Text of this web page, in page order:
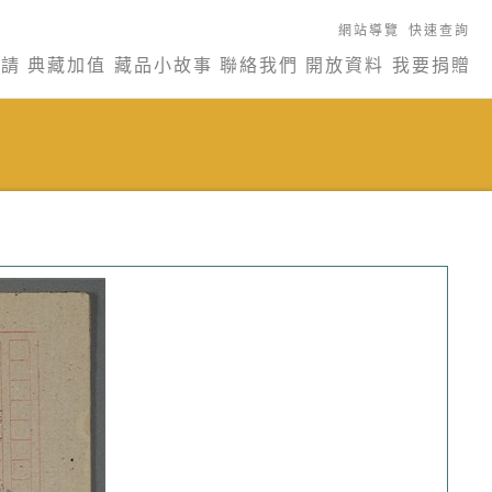
網站導覽 快速查詢
典藏加值 藏品小故事 聯絡我們 開放資料 我要捐贈